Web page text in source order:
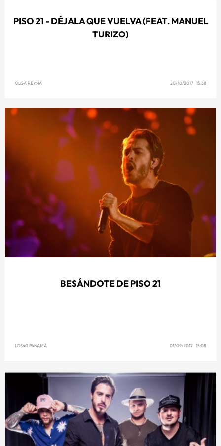
PISO 21 - DÉJALA QUE VUELVA (FEAT. MANUEL
TURIZO)
OLGA REYNA 20/10/2017 15:38
BESÁNDOTE DE PISO 21
LOS40 PANAMÁ 01/09/2017 15:08